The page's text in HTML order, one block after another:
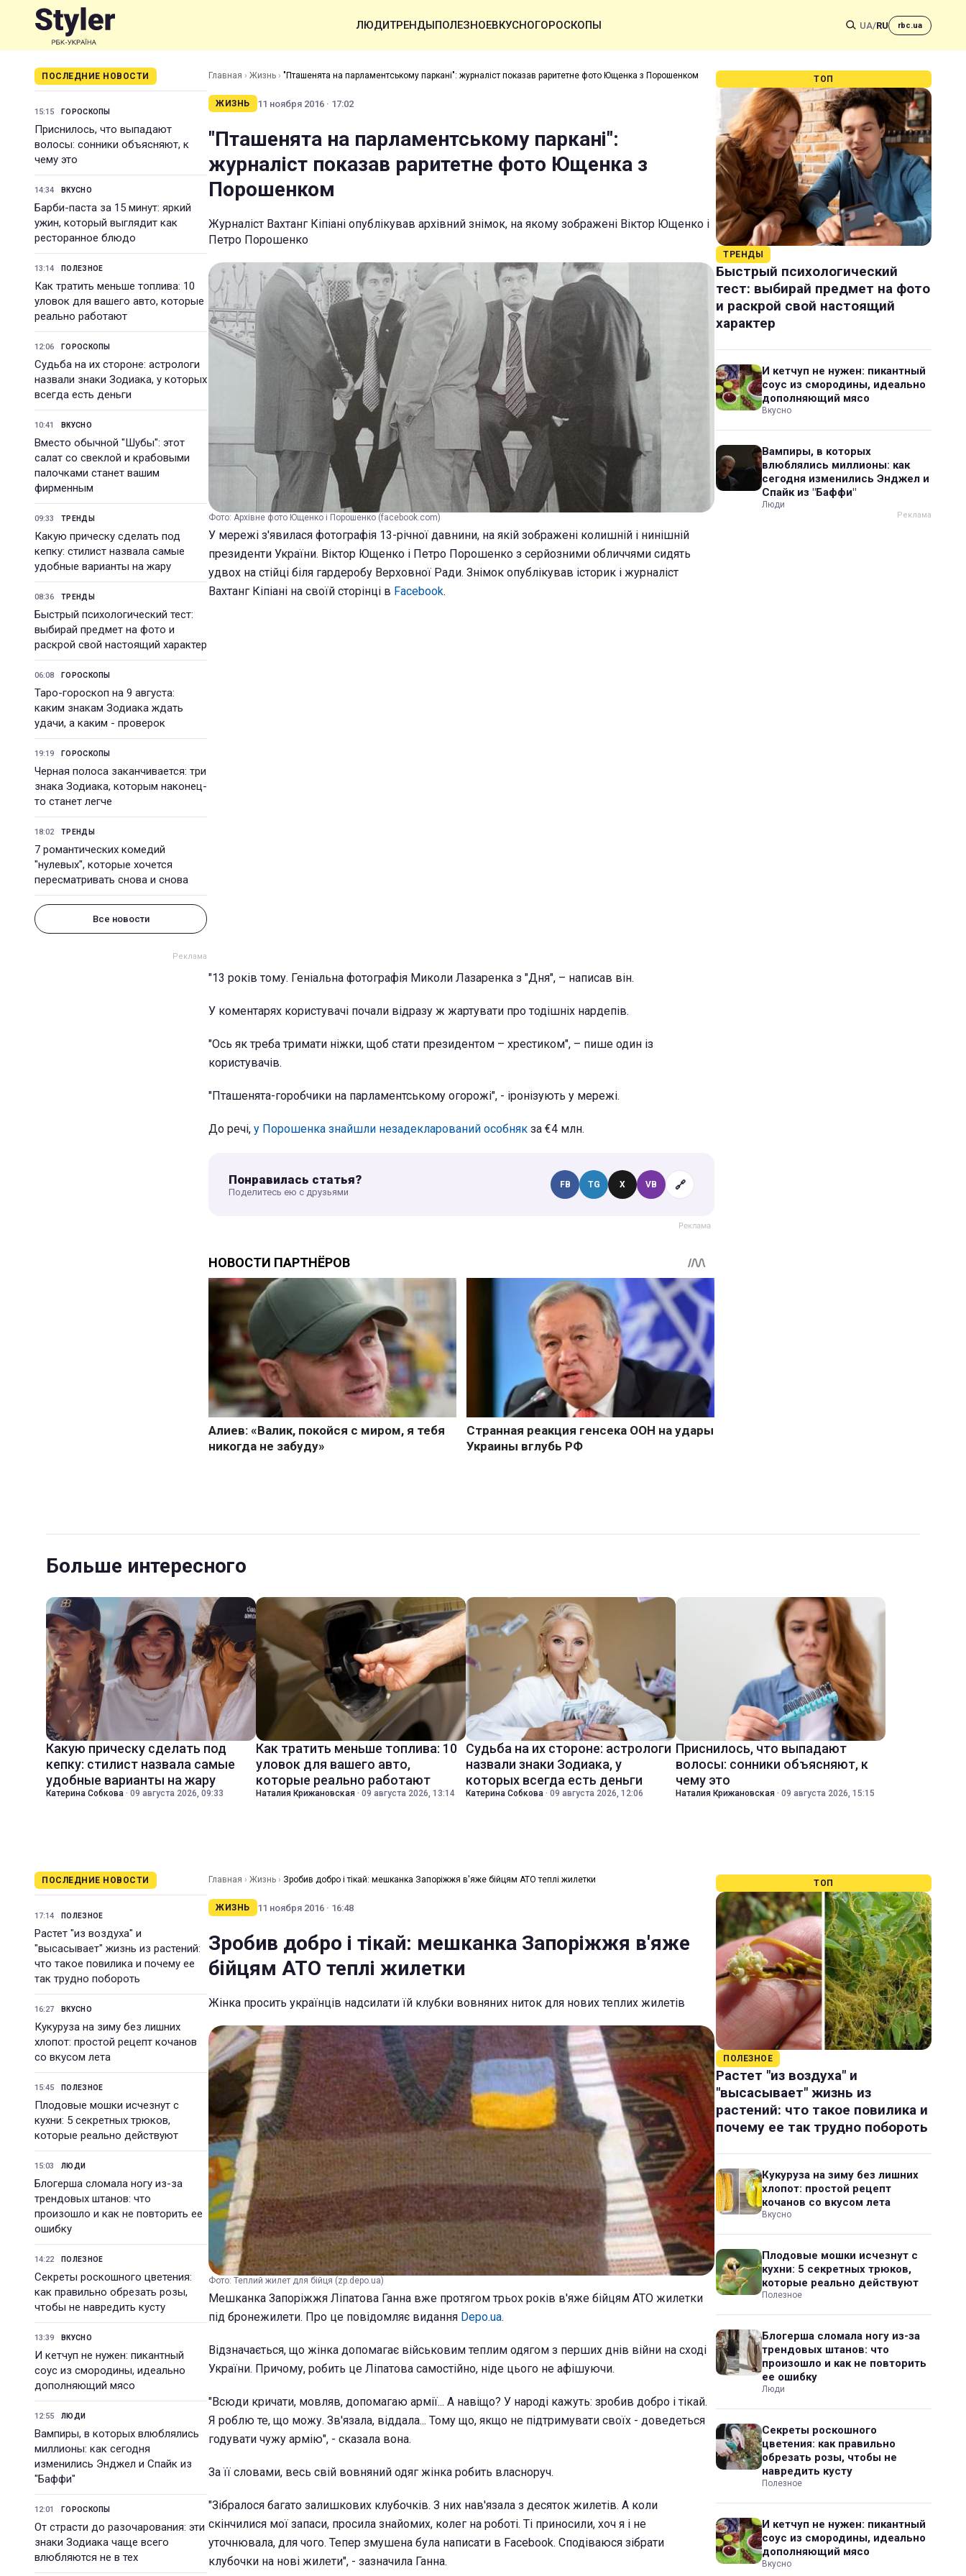
ЛЮДИТРЕНДЫПОЛЕЗНОЕВКУСНОГОРОСКОПЫ UA/RU rbc.ua
ПОСЛЕДНИЕ НОВОСТИ
15:15 ГОРОСКОПЫ
Приснилось, что выпадают
волосы: сонники объясняют, к
чему это
14:34 ВКУСНО
Барби-паста за 15 минут: яркий
ужин, который выглядит как
ресторанное блюдо
13:14 ПОЛЕЗНОЕ
Как тратить меньше топлива: 10
уловок для вашего авто, которые
реально работают
12:06 ГОРОСКОПЫ
Судьба на их стороне: астрологи
назвали знаки Зодиака, у которых
всегда есть деньги
10:41 ВКУСНО
Вместо обычной "Шубы": этот
салат со свеклой и крабовыми
палочками станет вашим
фирменным
09:33 ТРЕНДЫ
Какую прическу сделать под
кепку: стилист назвала самые
удобные варианты на жару
08:36 ТРЕНДЫ
Быстрый психологический тест:
выбирай предмет на фото и
раскрой свой настоящий характер
06:08 ГОРОСКОПЫ
Таро-гороскоп на 9 августа:
каким знакам Зодиака ждать
удачи, а каким - проверок
19:19 ГОРОСКОПЫ
Черная полоса заканчивается: три
знака Зодиака, которым наконец-
то станет легче
18:02 ТРЕНДЫ
7 романтических комедий
"нулевых", которые хочется
пересматривать снова и снова
Все новости
Главная › Жизнь › "Пташенята на парламентському паркані": журналіст показав раритетне фото Ющенка з Порошенком
ЖИЗНЬ 11 ноября 2016 · 17:02
"Пташенята на парламентському паркані":
журналіст показав раритетне фото Ющенка з
Порошенком
Журналіст Вахтанг Кіпіані опублікував архівний знімок, на якому зображені Віктор Ющенко і
Петро Порошенко
Фото: Архівне фото Ющенко і Порошенко (facebook.com)
У мережі з'явилася фотографія 13-річної давнини, на якій зображені колишній і нинішній
президенти України. Віктор Ющенко і Петро Порошенко з серйозними обличчями сидять
удвох на стійці біля гардеробу Верховної Ради. Знімок опублікував історик і журналіст
Вахтанг Кіпіані на своїй сторінці в Facebook.
"13 років тому. Геніальна фотографія Миколи Лазаренка з "Дня", – написав він.
У коментарях користувачі почали відразу ж жартувати про тодішніх нардепів.
"Ось як треба тримати ніжки, щоб стати президентом – хрестиком", – пише один із
користувачів.
"Пташенята-горобчики на парламентському огорожі", - іронізують у мережі.
До речі, у Порошенка знайшли незадекларований особняк за €4 млн.
Понравилась статья?
Поделитесь ею с друзьями
FB TG X VB 🔗
ТОП
ТРЕНДЫ
Быстрый психологический
тест: выбирай предмет на фото
и раскрой свой настоящий
характер
И кетчуп не нужен: пикантный
соус из смородины, идеально
дополняющий мясо
Вкусно
Вампиры, в которых
влюблялись миллионы: как
сегодня изменились Энджел и
Спайк из "Баффи"
Люди
Больше интересного
Какую прическу сделать под
кепку: стилист назвала самые
удобные варианты на жару
Катерина Собкова · 09 августа 2026, 09:33
Как тратить меньше топлива: 10
уловок для вашего авто,
которые реально работают
Наталия Крижановская · 09 августа 2026, 13:14
Судьба на их стороне: астрологи
назвали знаки Зодиака, у
которых всегда есть деньги
Катерина Собкова · 09 августа 2026, 12:06
Приснилось, что выпадают
волосы: сонники объясняют, к
чему это
Наталия Крижановская · 09 августа 2026, 15:15
ПОСЛЕДНИЕ НОВОСТИ
17:14 ПОЛЕЗНОЕ
Растет "из воздуха" и
"высасывает" жизнь из растений:
что такое повилика и почему ее
так трудно побороть
16:27 ВКУСНО
Кукуруза на зиму без лишних
хлопот: простой рецепт кочанов
со вкусом лета
15:45 ПОЛЕЗНОЕ
Плодовые мошки исчезнут с
кухни: 5 секретных трюков,
которые реально действуют
15:03 ЛЮДИ
Блогерша сломала ногу из-за
трендовых штанов: что
произошло и как не повторить ее
ошибку
14:22 ПОЛЕЗНОЕ
Секреты роскошного цветения:
как правильно обрезать розы,
чтобы не навредить кусту
13:39 ВКУСНО
И кетчуп не нужен: пикантный
соус из смородины, идеально
дополняющий мясо
12:55 ЛЮДИ
Вампиры, в которых влюблялись
миллионы: как сегодня
изменились Энджел и Спайк из
"Баффи"
12:01 ГОРОСКОПЫ
От страсти до разочарования: эти
знаки Зодиака чаще всего
влюбляются не в тех
Главная › Жизнь › Зробив добро і тікай: мешканка Запоріжжя в'яже бійцям АТО теплі жилетки
ЖИЗНЬ 11 ноября 2016 · 16:48
Зробив добро і тікай: мешканка Запоріжжя в'яже
бійцям АТО теплі жилетки
Жінка просить українців надсилати їй клубки вовняних ниток для нових теплих жилетів
Фото: Теплий жилет для бійця (zp.depo.ua)
Мешканка Запоріжжя Ліпатова Ганна вже протягом трьох років в'яже бійцям АТО жилетки
під бронежилети. Про це повідомляє видання Depo.ua.
Відзначається, що жінка допомагає військовим теплим одягом з перших днів війни на сході
України. Причому, робить це Ліпатова самостійно, ніде цього не афішуючи.
"Всюди кричати, мовляв, допомагаю армії... А навіщо? У народі кажуть: зробив добро і тікай.
Я роблю те, що можу. Зв'язала, віддала... Тому що, якщо не підтримувати своїх - доведеться
годувати чужу армію", - сказала вона.
За її словами, весь свій вовняний одяг жінка робить власноруч.
"Зібралося багато залишкових клубочків. З них нав'язала з десяток жилетів. А коли
скінчилися мої запаси, просила знайомих, колег на роботі. Ті приносили, хоч я і не
уточнювала, для чого. Тепер змушена була написати в Facebook. Сподіваюся зібрати
клубочки на нові жилети", - зазначила Ганна.
ТОП
ПОЛЕЗНОЕ
Растет "из воздуха" и
"высасывает" жизнь из
растений: что такое повилика и
почему ее так трудно побороть
Кукуруза на зиму без лишних
хлопот: простой рецепт
кочанов со вкусом лета
Вкусно
Плодовые мошки исчезнут с
кухни: 5 секретных трюков,
которые реально действуют
Полезное
Блогерша сломала ногу из-за
трендовых штанов: что
произошло и как не повторить
ее ошибку
Люди
Секреты роскошного
цветения: как правильно
обрезать розы, чтобы не
навредить кусту
Полезное
И кетчуп не нужен: пикантный
соус из смородины, идеально
дополняющий мясо
Вкусно